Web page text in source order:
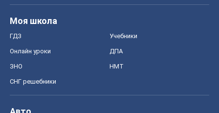
Моя школа
ГДЗ Учебники
Онлайн уроки ДПА
ЗНО НМТ
СНГ решебники